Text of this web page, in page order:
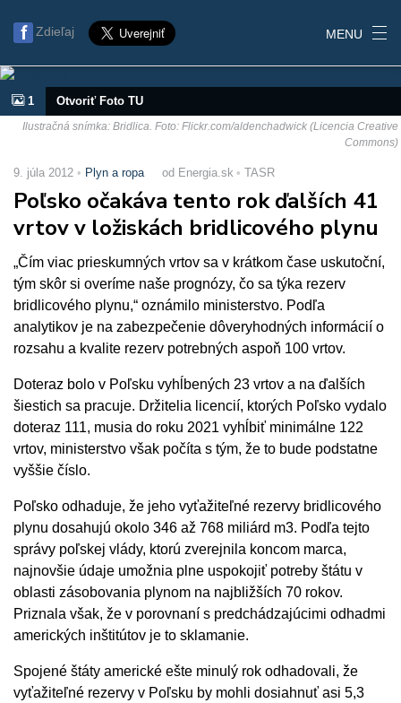
Zdieľaj MENU
1 Otvoriť Foto TU
Ilustračná snímka: Bridlica. Foto: Flickr.com/aldenchadwick (Licencia Creative
Commons)
9. júla 2012 Plyn a ropa od Energia.sk TASR
Poľsko očakáva tento rok ďalších 41
vrtov v ložiskách bridlicového plynu
„Čím viac prieskumných vrtov sa v krátkom čase uskutoční,
tým skôr si overíme naše prognózy, čo sa týka rezerv
bridlicového plynu,“ oznámilo ministerstvo. Podľa
analytikov je na zabezpečenie dôveryhodných informácií o
rozsahu a kvalite rezerv potrebných aspoň 100 vrtov.
Doteraz bolo v Poľsku vyhĺbených 23 vrtov a na ďalších
šiestich sa pracuje. Držitelia licencií, ktorých Poľsko vydalo
doteraz 111, musia do roku 2021 vyhĺbiť minimálne 122
vrtov, ministerstvo však počíta s tým, že to bude podstatne
vyššie číslo.
Poľsko odhaduje, že jeho vyťažiteľné rezervy bridlicového
plynu dosahujú okolo 346 až 768 miliárd m3. Podľa tejto
správy poľskej vlády, ktorú zverejnila koncom marca,
najnovšie údaje umožnia plne uspokojiť potreby štátu v
oblasti zásobovania plynom na najbližších 70 rokov.
Priznala však, že v porovnaní s predchádzajúcimi odhadmi
amerických inštitútov je to sklamanie.
Spojené štáty americké ešte minulý rok odhadovali, že
vyťažiteľné rezervy v Poľsku by mohli dosiahnuť asi 5,3